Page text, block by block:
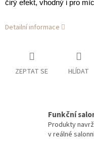
čirý efekt, vhodný i pro
Detailní informace
ZEPTAT SE HLÍDAT
Funkční
Produkty
v reálné